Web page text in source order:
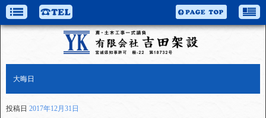
大晦日
投稿日 2017年12月31日